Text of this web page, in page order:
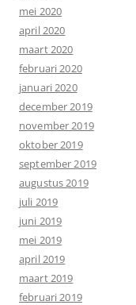
mei 2020
april 2020
maart 2020
februari 2020
januari 2020
december 2019
november 2019
oktober 2019
september 2019
augustus 2019
juli 2019
juni 2019
mei 2019
april 2019
maart 2019
februari 2019